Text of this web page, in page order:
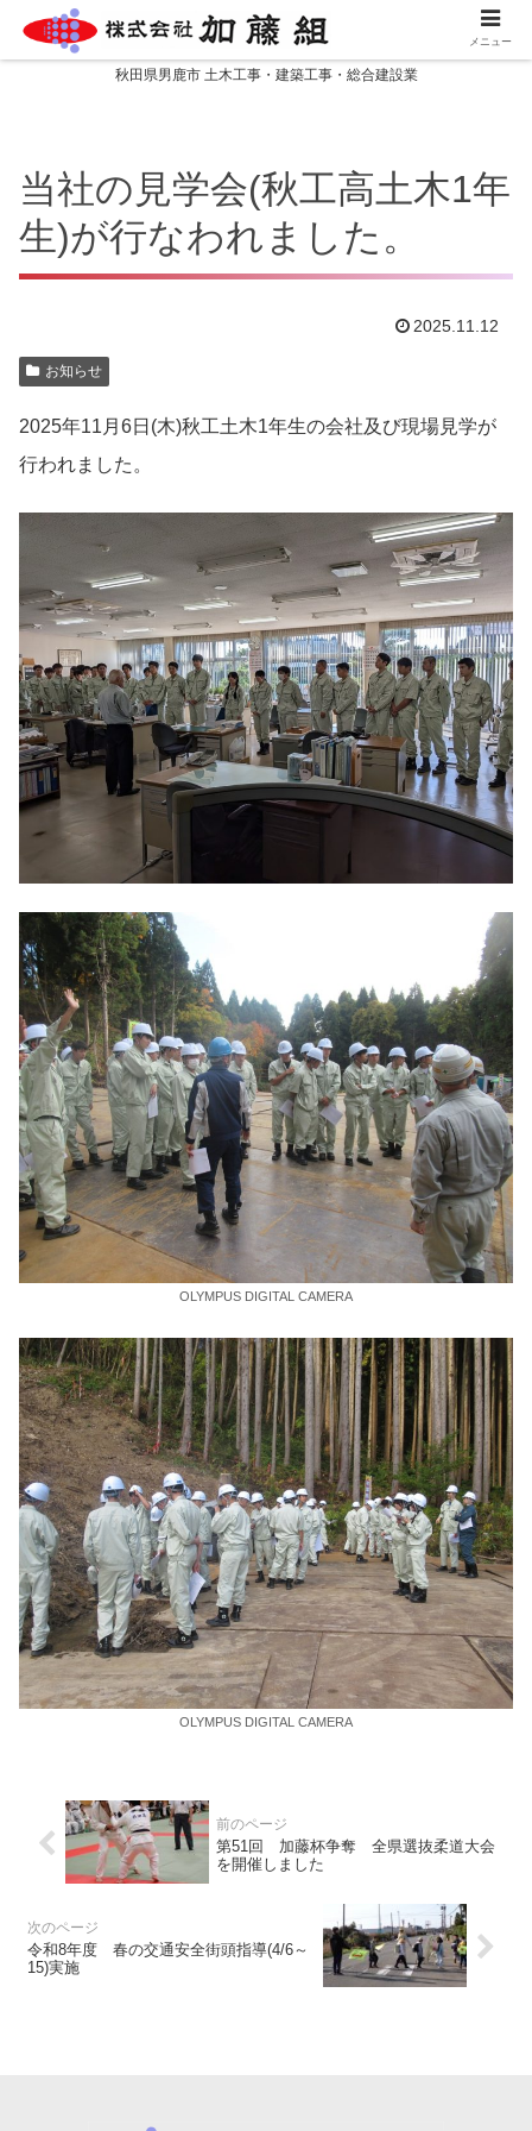
秋田県男鹿市 土木工事・建築工事・総合建設業
当社の見学会(秋工高土木1年
生)が行なわれました。
2025.11.12
お知らせ
2025年11月6日(木)秋工土木1年生の会社及び現場見学が
行われました。
OLYMPUS DIGITAL CAMERA
OLYMPUS DIGITAL CAMERA
第51回 加藤杯争奪 全県選抜柔道大会
を開催しました
令和8年度 春の交通安全街頭指導(4/6～
15)実施
メニュー